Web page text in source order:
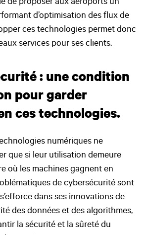
de proposer aux aéroports un
d’optimisation des flux de
ces technologies permet donc
services pour ses clients.
: une condition
pour garder
ces technologies.
numériques ne
que si leur utilisation demeure
où les machines gagnent en
de cybersécurité sont
dans ses innovations de
des données et des algorithmes,
la sécurité et la sûreté du